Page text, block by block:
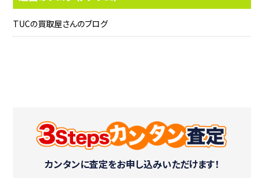
TUCの買取屋さんのブログ
カンタンに査定をお申し込みいただけます！